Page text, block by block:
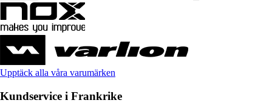
Upptäck alla våra varumärken
Kundservice i Frankrike